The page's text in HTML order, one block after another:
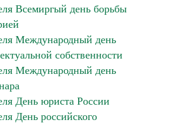
Всемиргый день борьбы
Международный день
собственности
Международный день
День юриста России
День российского